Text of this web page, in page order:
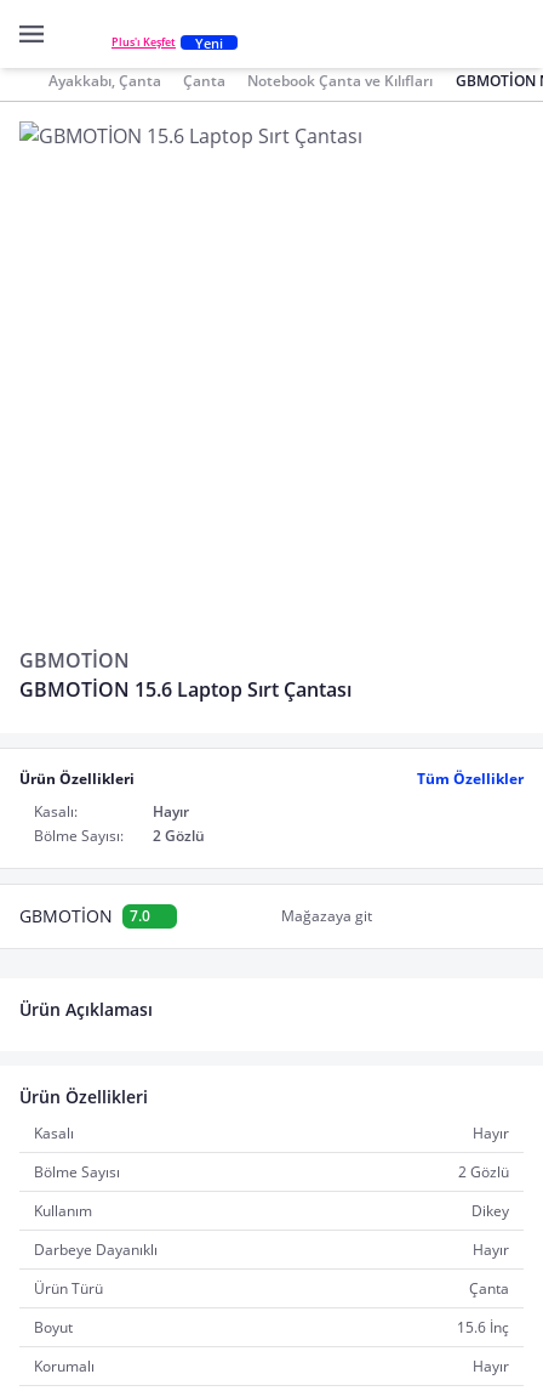
Plus'ı Keşfet Yeni
Ayakkabı, Çanta Çanta Notebook Çanta ve Kılıfları GBMOTİON
GBMOTİON
GBMOTİON 15.6 Laptop Sırt Çantası
Ürün Özellikleri
Tüm Özellikler
Kasalı:
Hayır
Bölme Sayısı:
2 Gözlü
GBMOTİON 7.0 Mağazaya git
Ürün Açıklaması
Ürün Özellikleri
Kasalı
Hayır
Bölme Sayısı
2 Gözlü
Kullanım
Dikey
Darbeye Dayanıklı
Hayır
Ürün Türü
Çanta
Boyut
15.6 İnç
Korumalı
Hayır